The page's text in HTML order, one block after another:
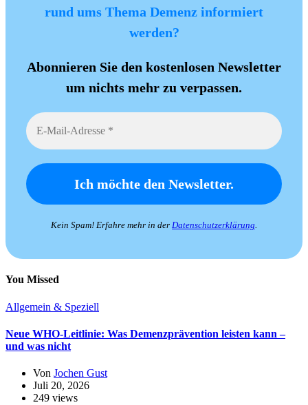
rund ums Thema Demenz informiert
werden?
Abonnieren Sie den kostenlosen Newsletter
um nichts mehr zu verpassen.
Kein Spam! Erfahre mehr in der Datenschutzerklärung.
You Missed
Allgemein & Speziell
Neue WHO-Leitlinie: Was Demenzprävention leisten kann –
und was nicht
Von Jochen Gust
Juli 20, 2026
249 views